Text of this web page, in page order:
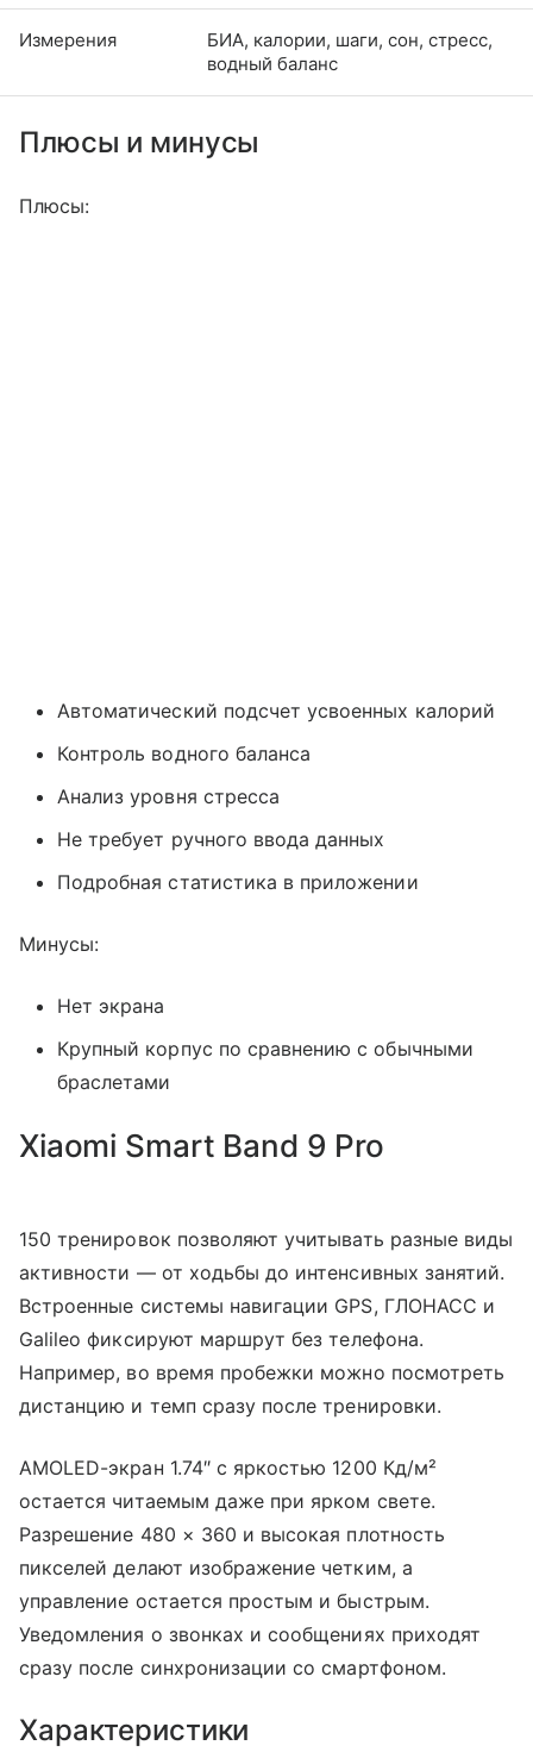
Измерения
БИА, калории, шаги, сон, стресс,
водный баланс
Плюсы и минусы
Плюсы:
Автоматический подсчет усвоенных калорий
Контроль водного баланса
Анализ уровня стресса
Не требует ручного ввода данных
Подробная статистика в приложении
Минусы:
Нет экрана
Крупный корпус по сравнению с обычными
браслетами
Xiaomi Smart Band 9 Pro
150 тренировок позволяют учитывать разные виды
активности — от ходьбы до интенсивных занятий.
Встроенные системы навигации GPS, ГЛОНАСС и
Galileo фиксируют маршрут без телефона.
Например, во время пробежки можно посмотреть
дистанцию и темп сразу после тренировки.
AMOLED-экран 1.74″ с яркостью 1200 Кд/м²
остается читаемым даже при ярком свете.
Разрешение 480 × 360 и высокая плотность
пикселей делают изображение четким, а
управление остается простым и быстрым.
Уведомления о звонках и сообщениях приходят
сразу после синхронизации со смартфоном.
Характеристики